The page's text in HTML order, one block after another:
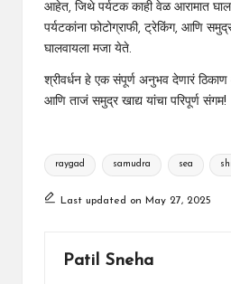
आहेत, जिथे पर्यटक काही वेळ आरामात
पर्यटकांना फोटोग्राफी, ट्रेकिंग, आणि
घालवायला मजा येते.
श्रीवर्धन हे एक संपूर्ण अनुभव देणारं ठिकाण
आणि ताजं समुद्र खाद्य यांचा परिपूर्ण संगम!
Tags:
raygad samudra sea
Last updated on May 27, 2025
Patil Sneha